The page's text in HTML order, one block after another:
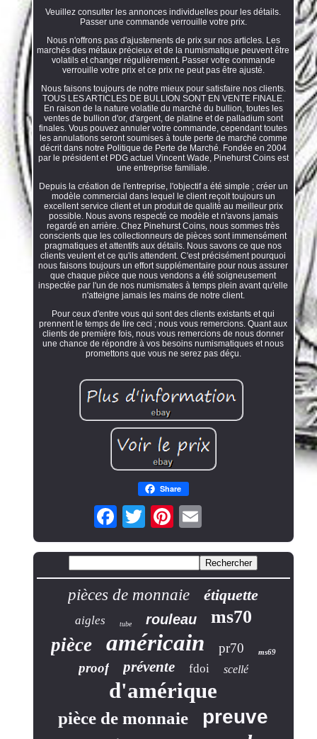
Veuillez consulter les annonces individuelles pour les détails.
Passer une commande verrouille votre prix.
Nous n'offrons pas d'ajustements de prix sur nos articles. Les
marchés des métaux précieux et de la numismatique peuvent être
volatils et changer régulièrement. Passer votre commande
verrouille votre prix et ce prix ne peut pas être ajusté.
Nous faisons toujours de notre mieux pour satisfaire nos clients.
TOUS LES ARTICLES DE BULLION SONT EN VENTE FINALE.
En raison de la nature volatile du marché du bullion, toutes les
ventes de bullion d'or, d'argent, de platine et de palladium sont
finales. Vous pouvez annuler votre commande, cependant toutes
les annulations seront soumises à toute perte de marché comme
décrit dans notre Politique de Perte de Marché. Fondée en 2004
par le président et PDG actuel Vincent Wade, Pinehurst Coins est
une entreprise familiale.
Depuis la création de l'entreprise, l'objectif a été simple ; créer un
modèle commercial dans lequel le client reçoit toujours un
excellent service client et un produit de qualité au meilleur prix
possible. Nous avons respecté ce modèle et n'avons jamais
regardé en arrière. Chez Pinehurst Coins, nous sommes très
conscients que les collectionneurs de pièces sont immensément
pragmatiques et attentifs aux détails. Nous savons ce que nos
clients veulent et ce qu'ils attendent. C'est précisément pourquoi
nous faisons toujours un effort supplémentaire pour nous assurer
que chaque pièce que nous vendons a été soigneusement
inspectée par l'un de nos numismates à temps plein avant qu'elle
n'atteigne jamais les mains de notre client.
Pour ceux d'entre vous qui sont des clients existants et qui
prennent le temps de lire ceci ; nous vous remercions. Quant aux
clients de première fois, nous vous remercions de nous donner
une chance de répondre à vos besoins numismatiques et nous
promettons que vous ne serez pas déçu.
Share
pièces de monnaie étiquette
aigles tube rouleau ms70
pièce américain pr70 ms69
proof prévente fdoi scellé
d'amérique
pièce de monnaie preuve